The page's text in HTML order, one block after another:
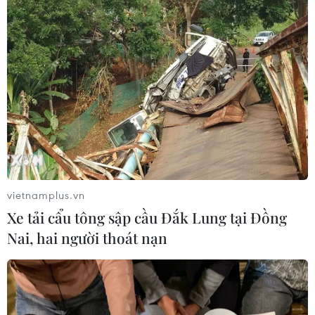
Phố Wall tăng điểm nhờ nhóm công
nghệ, bất chấp áp lực từ lãi suất
01/08/2026 03:28
Chứng khoán bứt tốc cuối phiên, chỉ
số VN-Index tăng gần 40 điểm
30/07/2026 08:47
Hoa Kỳ áp thuế bổ sung: Thị trường
chứng khoán đã phản ánh phần lớn
thông tin
30/07/2026 07:50
vietnamplus.vn
Xe tải cẩu tông sập cầu Đắk Lung tại Đồng
Nai, hai người thoát nạn